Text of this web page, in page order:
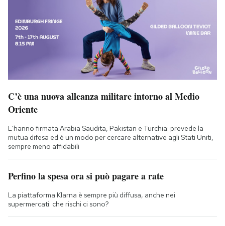
C’è una nuova alleanza militare intorno al Medio
Oriente
L'hanno firmata Arabia Saudita, Pakistan e Turchia: prevede la
mutua difesa ed è un modo per cercare alternative agli Stati Uniti,
sempre meno affidabili
Perfino la spesa ora si può pagare a rate
La piattaforma Klarna è sempre più diffusa, anche nei
supermercati: che rischi ci sono?